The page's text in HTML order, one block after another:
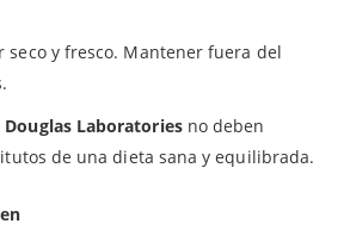
seco y fresco. Mantener fuera del
Douglas Laboratoriesno deben
de una dieta sana y equilibrada.